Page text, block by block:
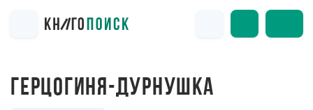
ГЕРЦОГИНЯ-ДУРНУШКА